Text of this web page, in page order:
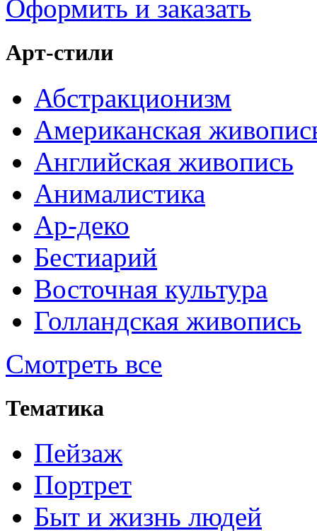
Оформить и заказать
Арт-стили
Абстракционизм
Американская
Английская живопись
Анималистика
Ар-деко
Бестиарий
Восточная культура
Голландская живопись
Смотреть все
Тематика
Пейзаж
Портрет
Быт и жизнь людей